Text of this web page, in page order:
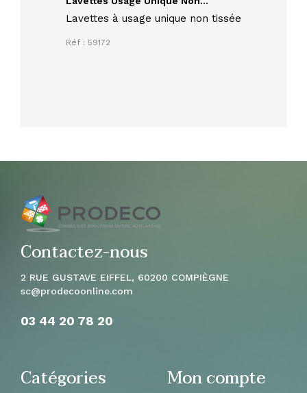
Lavettes à usage unique non tissée
Réf : 59172
Contactez-nous
2 RUE GUSTAVE EIFFEL, 60200 COMPIÈGNE
sc@prodecoonline.com
03 44 20 78 20
Catégories Mon compte